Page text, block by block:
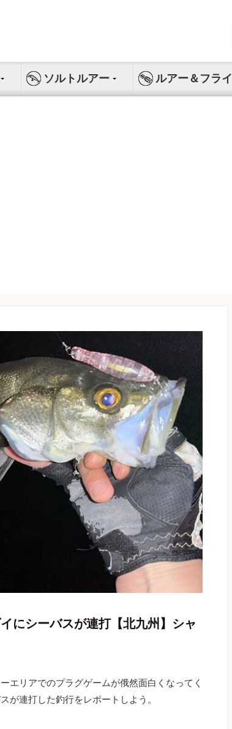
ソルトルアー ルアー＆フライ
にシーバスが連打【北九州】シャ
エリアでのプラグゲームが俄然面白くなってく
が連打した釣行をレポートしよう。